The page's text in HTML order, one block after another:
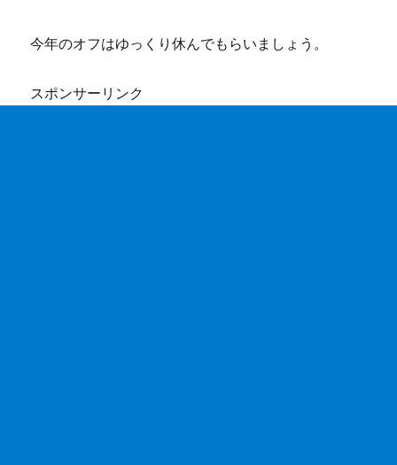
今年のオフはゆっくり休んでもらいましょう。
スポンサーリンク